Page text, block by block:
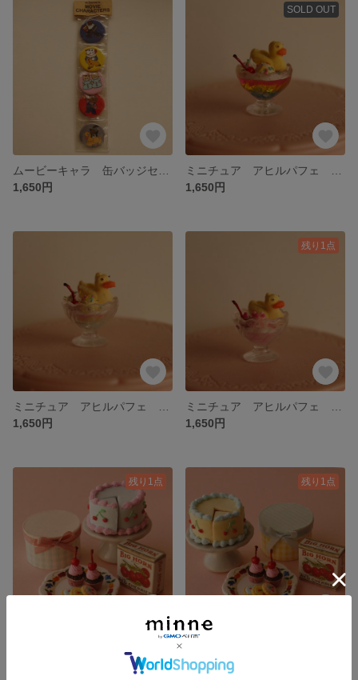
1,650円
SOLD OUT
1,650円
1,650円
残り1点
1,650円
残り1点
ミニチュア チェリースイーツセット（ブルー）
残り1点
8,500円